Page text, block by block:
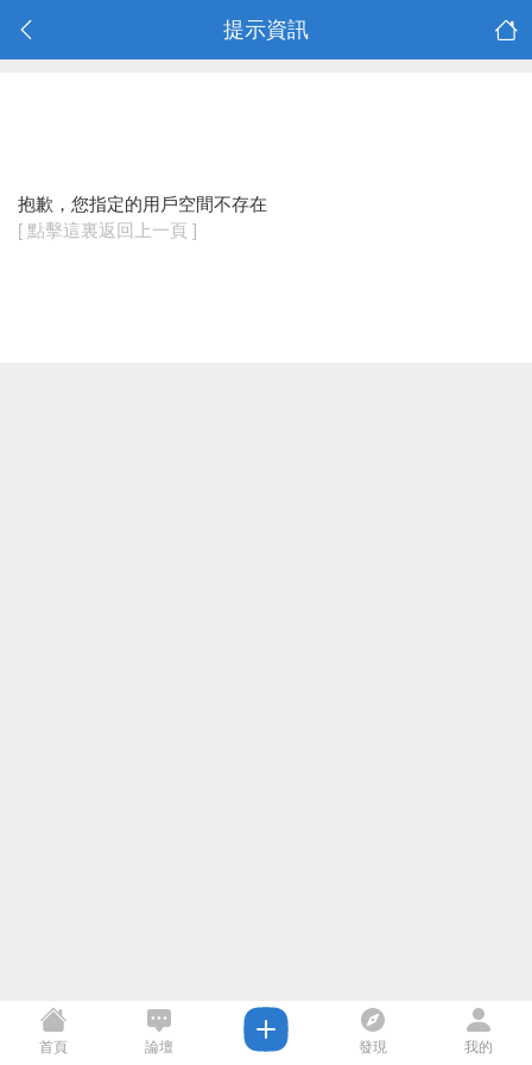
提示資訊
抱歉，您指定的用戶空間不存在
[ 點擊這裏返回上一頁 ]
首頁 論壇 發現 我的